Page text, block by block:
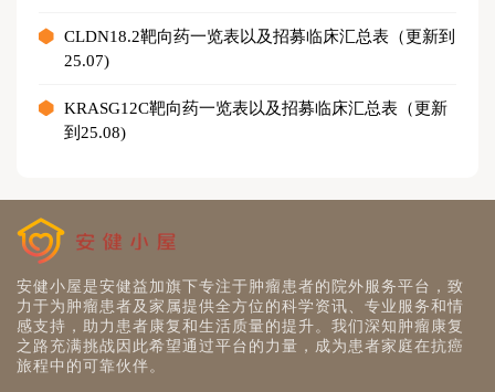
CLDN18.2靶向药一览表以及招募临床汇总表（更新到
25.07)
KRASG12C靶向药一览表以及招募临床汇总表（更新
到25.08)
安健小屋是安健益加旗下专注于肿瘤患者的院外服务平台，致
力于为肿瘤患者及家属提供全方位的科学资讯、专业服务和情
感支持，助力患者康复和生活质量的提升。我们深知肿瘤康复
之路充满挑战因此希望通过平台的力量，成为患者家庭在抗癌
旅程中的可靠伙伴。